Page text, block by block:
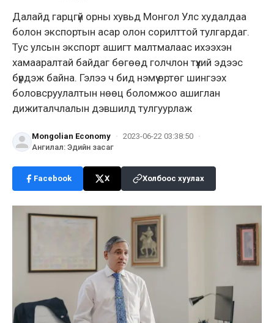
Далайд гарцгүй орны хувьд Монгол Улс худалдаа
болон экспортын асар олон сорилттой тулгардаг.
Тус улсын экспорт ашигт малтмалаас ихээхэн
хамааралтай байдаг бөгөөд голчлон түүхий эдээс
бүрдэж байна. Гэлээ ч бид нэмүү өртөг шингээх
боловсруулалтын нөөц боломжоо ашиглан
дижиталчлалын дэвшилд тулгуурлаж
Mongolian Economy · 2023-06-22 03:38:50 ·
Ангилал: Эдийн засаг
Facebook X Холбоос хуулах